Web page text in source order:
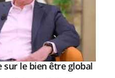
sur le bien être global